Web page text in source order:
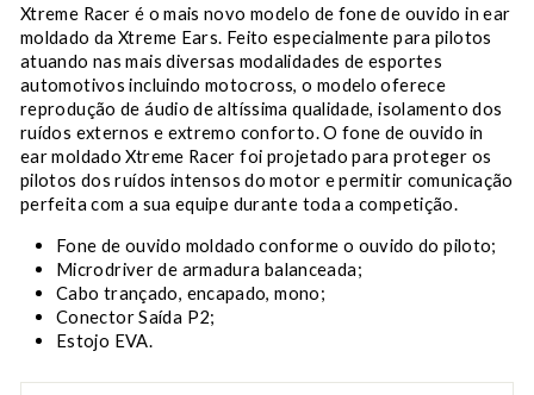
Xtreme Racer é o mais novo modelo de fone de ouvido in ear
moldado da Xtreme Ears. Feito especialmente para pilotos
atuando nas mais diversas modalidades de esportes
automotivos incluindo motocross, o modelo oferece
reprodução de áudio de altíssima qualidade, isolamento dos
ruídos externos e extremo conforto. O fone de ouvido in
ear moldado Xtreme Racer foi projetado para proteger os
pilotos dos ruídos intensos do motor e permitir comunicação
perfeita com a sua equipe durante toda a competição.
Fone de ouvido moldado conforme o ouvido do piloto;
Microdriver de armadura balanceada;
Cabo trançado, encapado, mono;
Conector Saída P2;
Estojo EVA.